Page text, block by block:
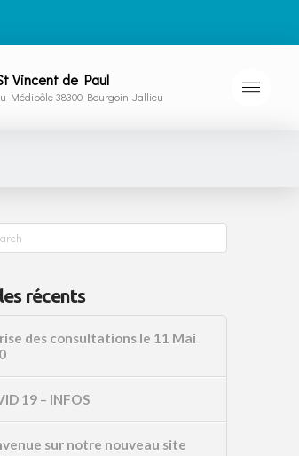
Vincent de Paul
Médipôle 38300 Bourgoin-Jallieu
récents
des consultations le 11 Mai
19 – INFOS
sur notre nouveau site